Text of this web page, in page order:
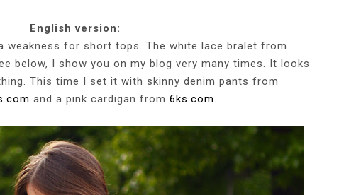
English version:
weakness for short tops. The white lace bralet from
below, I show you on my blog very many times. It looks
This time I set it with skinny denim pants from
and a pink cardigan from 6ks.com.